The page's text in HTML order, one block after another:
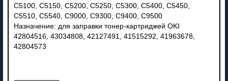
C5100, C5150, C5200, C5250, C5300, C5400, C5450,
C5510, C5540, C9000, C9300, C9400, C9500
Назначение: для заправки тонер-картриджей OKI
42804516, 43034808, 42127491, 41515292, 41963678,
42804573